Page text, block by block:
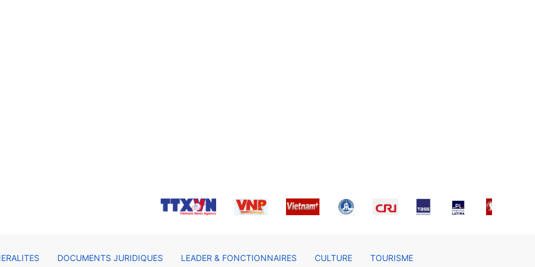
DOCUMENTS JURIDIQUES LEADER & FONCTIONNAIRES CULTURE TOURISME